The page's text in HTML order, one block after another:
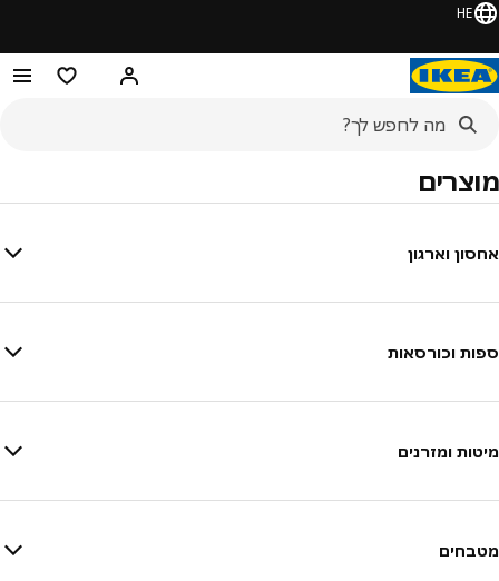
HE
היי! התחברו או
מוצרים
מוצרים
אחסון וארגון
ספות וכורסאות
מיטות ומזרנים
מטבחים